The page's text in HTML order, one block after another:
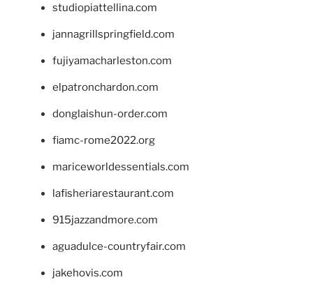
studiopiattellina.com
jannagrillspringfield.com
fujiyamacharleston.com
elpatronchardon.com
donglaishun-order.com
fiamc-rome2022.org
mariceworldessentials.com
lafisheriarestaurant.com
915jazzandmore.com
aguadulce-countryfair.com
jakehovis.com